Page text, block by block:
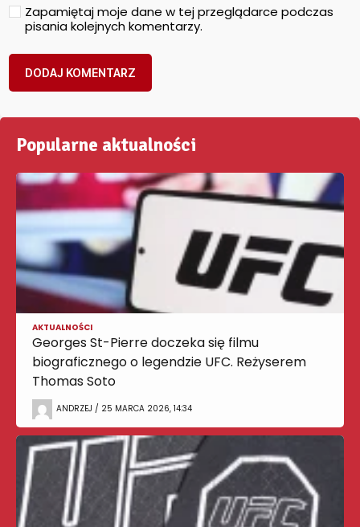
Zapamiętaj moje dane w tej przeglądarce podczas
pisania kolejnych komentarzy.
Popularne aktualności
AKTUALNOŚCI
Georges St-Pierre doczeka się filmu
biograficznego o legendzie UFC. Reżyserem
Thomas Soto
ANDRZEJ / 25 MARCA 2026, 14:34